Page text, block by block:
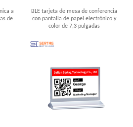
a
de
BLE tarjeta de mesa de conferencia
con pantalla de papel electrónico y
color de 7,3 pulgadas